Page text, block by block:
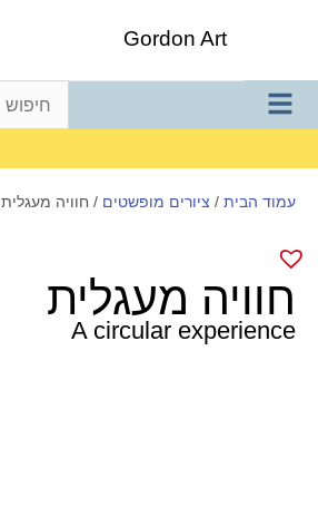
Gordon Art
עמוד הבית / ציורים מופשטים / חוויה מעגלית
חוויה מעגלית
A circular experience